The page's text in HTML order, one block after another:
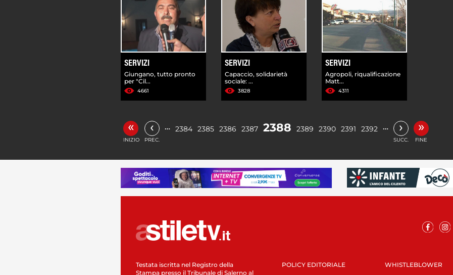
SERVIZI
Giungano, tutto pronto
per "Cil...
4661
SERVIZI
Capaccio, solidarietà
sociale: ...
3828
SERVIZI
Agropoli, riqualificazione
Matt...
4311
«
INIZIO
‹
PREC.
… 2384 2385 2386 2387 2388 2389 2390 2391 2392 … ›
SUCC.
»
FINE
Testata iscritta nel Registro della
Stampa presso il Tribunale di Salerno al
POLICY EDITORIALE WHISTLEBLOWER